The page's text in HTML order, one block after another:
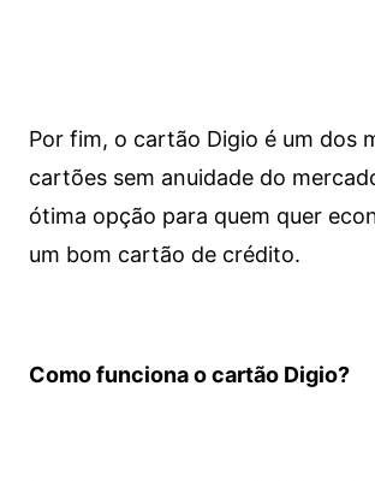
Por fim, o cartão Digio é um dos
cartões sem anuidade do
ótima opção para quem quer
um bom cartão de crédito.
Como funciona o cartão Digio?